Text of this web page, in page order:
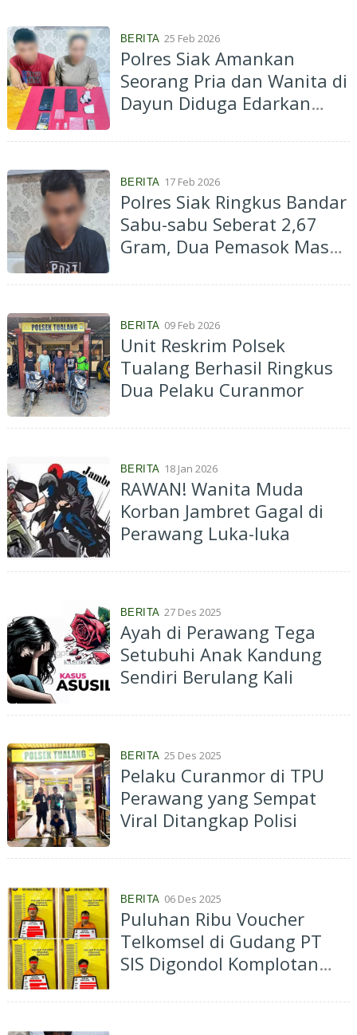
BERITA 25 Feb 2026
Polres Siak Amankan
Seorang Pria dan Wanita di
Dayun Diduga Edarkan
BERITA 17 Feb 2026
Polres Siak Ringkus Bandar
Sabu-sabu Seberat 2,67
Gram, Dua Pemasok Masuk
BERITA 09 Feb 2026
Unit Reskrim Polsek
Tualang Berhasil Ringkus
Dua Pelaku Curanmor
BERITA 18 Jan 2026
RAWAN! Wanita Muda
Korban Jambret Gagal di
Perawang Luka-luka
BERITA 27 Des 2025
Ayah di Perawang Tega
Setubuhi Anak Kandung
Sendiri Berulang Kali
BERITA 25 Des 2025
Pelaku Curanmor di TPU
Perawang yang Sempat
Viral Ditangkap Polisi
BERITA 06 Des 2025
Puluhan Ribu Voucher
Telkomsel di Gudang PT
SIS Digondol Komplotan
2 DPO